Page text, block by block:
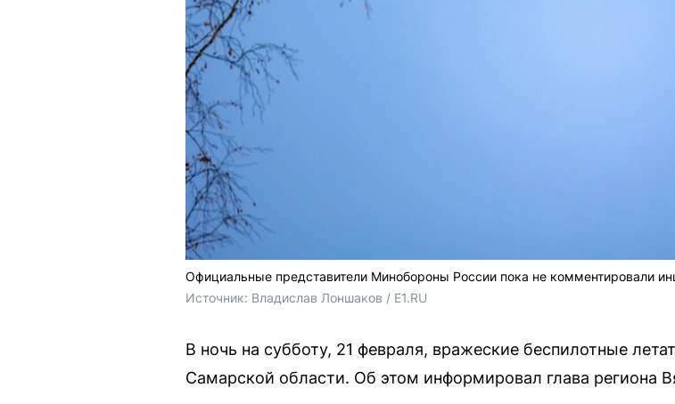
Официальные представители Минобороны России пока не комментировали
Источник: Владислав Лоншаков / E1.RU
В ночь на субботу, 21 февраля, вражеские беспилотные
Самарской области. Об этом информировал глава региона